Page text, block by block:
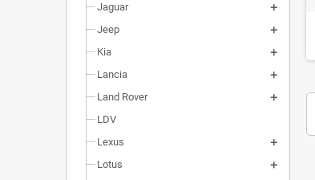
Jaguar
Jeep
Kia
Lancia
Land Rover
LDV
Lexus
Lotus